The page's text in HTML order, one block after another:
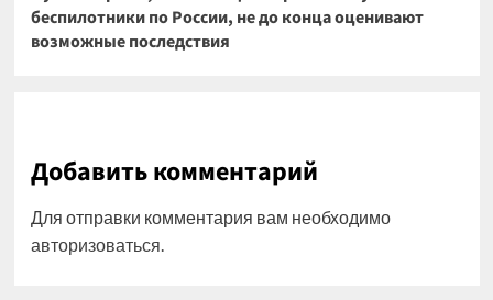
беспилотники по России, не до конца оценивают
возможные последствия
Добавить комментарий
Для отправки комментария вам необходимо
авторизоваться